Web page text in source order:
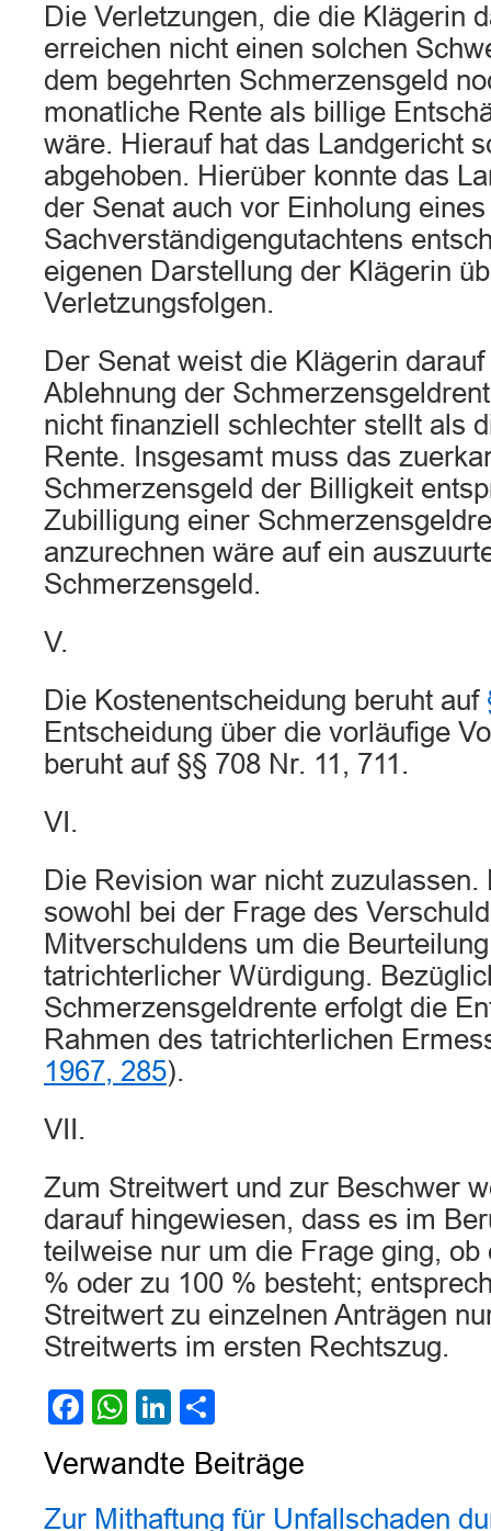
Die Verletzungen, die die Klägerin
erreichen nicht einen solchen
dem begehrten Schmerzensgeld
monatliche Rente als billige
wäre. Hierauf hat das Landgericht
abgehoben. Hierüber konnte das
der Senat auch vor Einholung eines
Sachverständigengutachtens
eigenen Darstellung der Klägerin
Verletzungsfolgen.
Der Senat weist die Klägerin
Ablehnung der
nicht finanziell schlechter stellt als
Rente. Insgesamt muss das
Schmerzensgeld der Billigkeit
Zubilligung einer
anzurechnen wäre auf ein
Schmerzensgeld.
V.
Die Kostenentscheidung beruht auf
Entscheidung über die vorläufige
beruht auf §§ 708 Nr. 11, 711.
VI.
Die Revision war nicht zuzulassen.
sowohl bei der Frage des
Mitverschuldens um die
tatrichterlicher Würdigung.
Schmerzensgeldrente erfolgt die
Rahmen des tatrichterlichen
1967, 285).
VII.
Zum Streitwert und zur Beschwer
darauf hingewiesen, dass es im
teilweise nur um die Frage ging, ob
% oder zu 100 % besteht;
Streitwert zu einzelnen Anträgen
Streitwerts im ersten Rechtszug.
Facebook
WhatsApp
LinkedIn
Verwandte Beiträge
Zur Mithaftung für Unfallschaden